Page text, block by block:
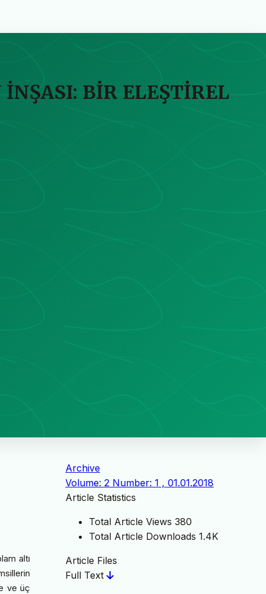
BİR ELEŞTİREL
altı
ve üç
Archive
Volume: 2 Number: 1 , 01.01.2018
Article Statistics
Total Article Views 380
Total Article Downloads 1.4K
Article Files
Full Text